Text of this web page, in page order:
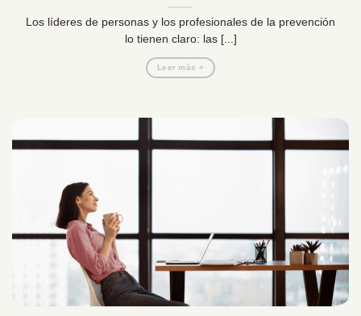
Los líderes de personas y los profesionales de la prevención
lo tienen claro: las [...]
Leer más +